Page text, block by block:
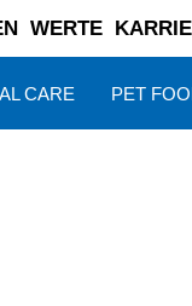
WERTE
CARE PET